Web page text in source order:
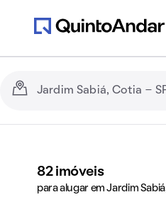
82 imóveis
para alugar em Jardim